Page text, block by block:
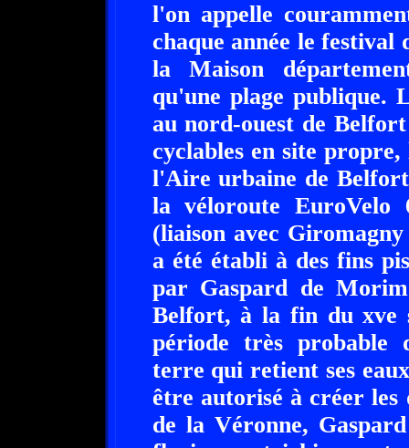
l'on appelle
chaque année le festival
la Maison
qu'une plage publique.
au nord-ouest de
cyclables en site
l'Aire urbaine de
la véloroute EuroVelo
(liaison avec
a été établi à des fins
par Gaspard de
Belfort, à la fin du xve
période très probable
terre qui retient ses
être autorisé à créer les
de la Véronne,